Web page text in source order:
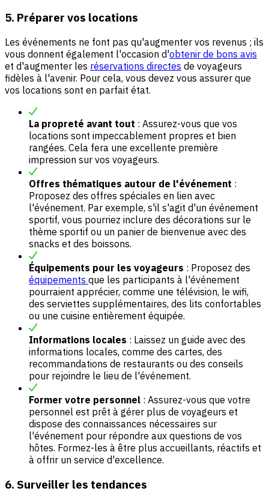
5. Préparer vos locations
Les événements ne font pas qu'augmenter vos revenus ; ils
vous donnent également l'occasion d'obtenir de bons avis
et d'augmenter les réservations directes de voyageurs
fidèles à l'avenir. Pour cela, vous devez vous assurer que
vos locations sont en parfait état.
La propreté avant tout : Assurez-vous que vos
locations sont impeccablement propres et bien
rangées. Cela fera une excellente première
impression sur vos voyageurs.
Offres thématiques autour de l'événement :
Proposez des offres spéciales en lien avec
l'événement. Par exemple, s'il s'agit d'un événement
sportif, vous pourriez inclure des décorations sur le
thème sportif ou un panier de bienvenue avec des
snacks et des boissons.
Équipements pour les voyageurs : Proposez des
équipements que les participants à l'événement
pourraient apprécier, comme une télévision, le wifi,
des serviettes supplémentaires, des lits confortables
ou une cuisine entièrement équipée.
Informations locales : Laissez un guide avec des
informations locales, comme des cartes, des
recommandations de restaurants ou des conseils
pour rejoindre le lieu de l'événement.
Former votre personnel : Assurez-vous que votre
personnel est prêt à gérer plus de voyageurs et
dispose des connaissances nécessaires sur
l'événement pour répondre aux questions de vos
hôtes. Formez-les à être plus accueillants, réactifs et
à offrir un service d'excellence.
6. Surveiller les tendances